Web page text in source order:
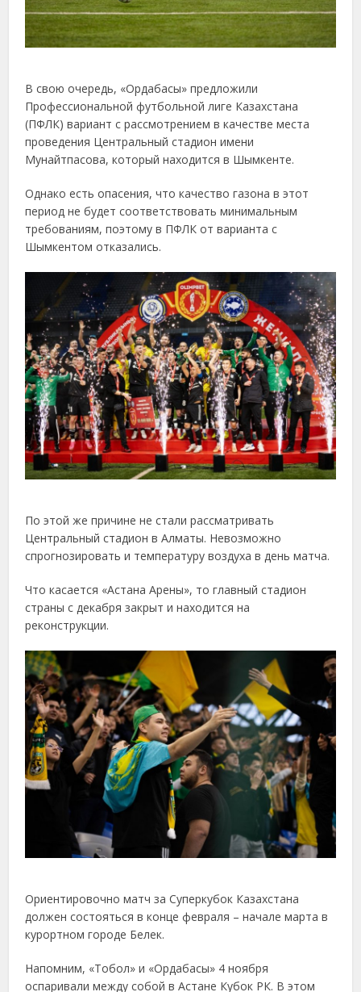
В свою очередь, «Ордабасы» предложили
Профессиональной футбольной лиге Казахстана
(ПФЛК) вариант с рассмотрением в качестве места
проведения Центральный стадион имени
Мунайтпасова, который находится в Шымкенте.
Однако есть опасения, что качество газона в этот
период не будет соответствовать минимальным
требованиям, поэтому в ПФЛК от варианта с
Шымкентом отказались.
По этой же причине не стали рассматривать
Центральный стадион в Алматы. Невозможно
спрогнозировать и температуру воздуха в день матча.
Что касается «Астана Арены», то главный стадион
страны с декабря закрыт и находится на
реконструкции.
Ориентировочно матч за Суперкубок Казахстана
должен состояться в конце февраля – начале марта в
курортном городе Белек.
Напомним, «Тобол» и «Ордабасы» 4 ноября
оспаривали между собой в Астане Кубок РК. В этом